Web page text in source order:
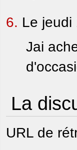
6. Le
Jai
La
URL de